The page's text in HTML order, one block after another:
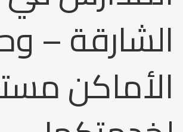
الشارقة –
الأماكن